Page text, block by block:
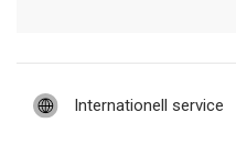
Internationell service